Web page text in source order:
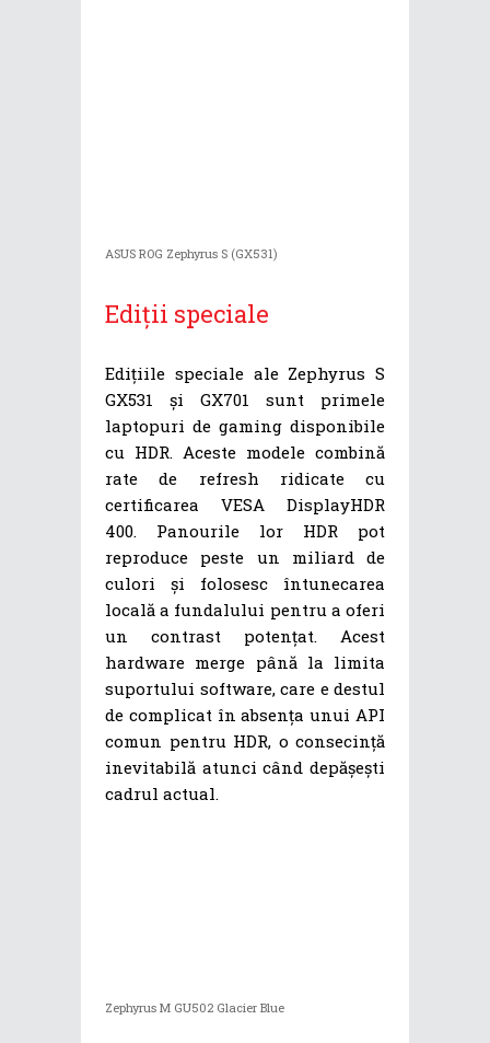
ASUS ROG Zephyrus S (GX531)
Ediții speciale
Edițiile speciale ale Zephyrus S
GX531 și GX701 sunt primele
laptopuri de gaming disponibile
cu HDR. Aceste modele combină
rate de refresh ridicate cu
certificarea VESA DisplayHDR
400. Panourile lor HDR pot
reproduce peste un miliard de
culori și folosesc întunecarea
locală a fundalului pentru a oferi
un contrast potențat. Acest
hardware merge până la limita
suportului software, care e destul
de complicat în absența unui API
comun pentru HDR, o consecință
inevitabilă atunci când depășești
cadrul actual.
Zephyrus M GU502 Glacier Blue